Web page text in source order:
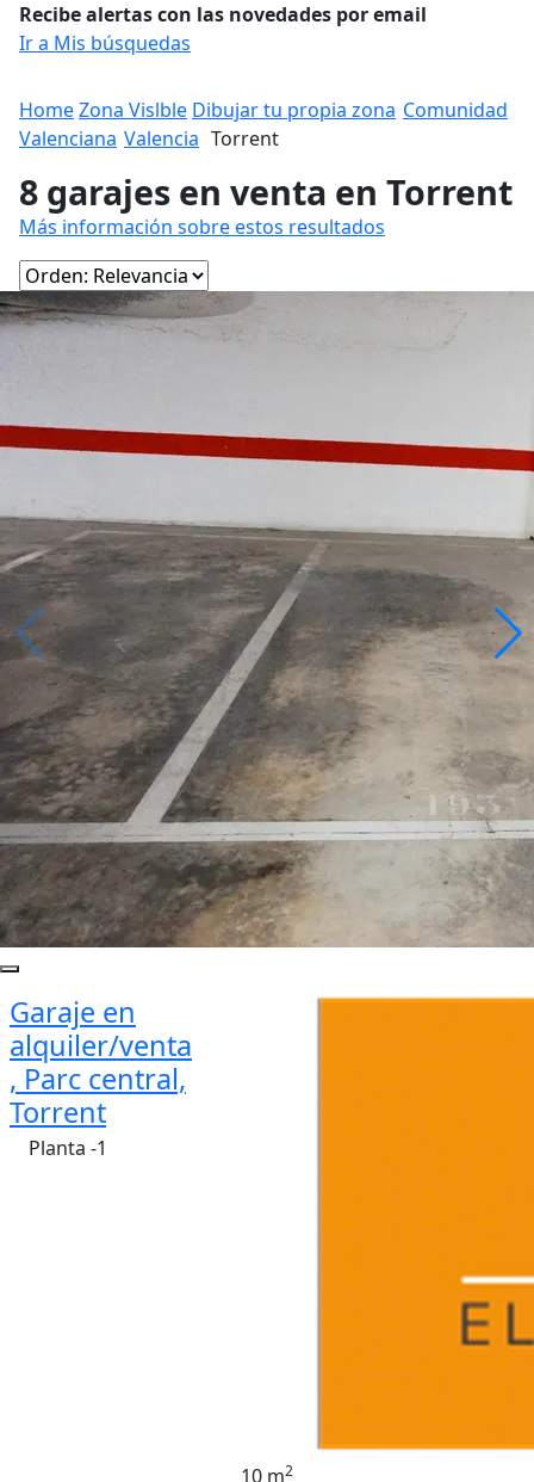
Ir a Mis búsquedas
Valenciana Valencia Torrent
8 garajes en venta en Torrent
Más información sobre estos resultados
Garaje en
alquiler/venta
, Parc central,
Torrent
Planta -1